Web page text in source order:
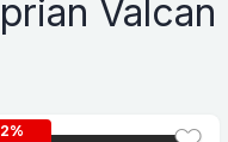
Valcan